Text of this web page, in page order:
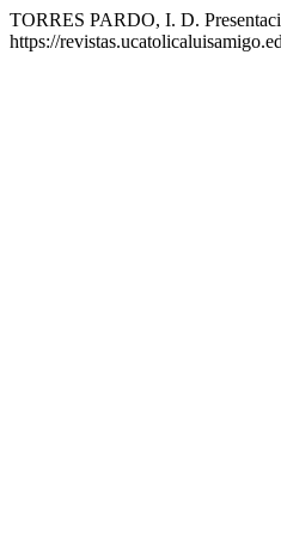
TORRES PARDO, I. D.
https://